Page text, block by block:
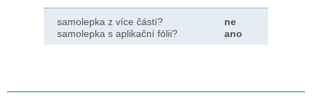
samolepka z více částí?
ne
samolepka s aplikační fólii?
ano